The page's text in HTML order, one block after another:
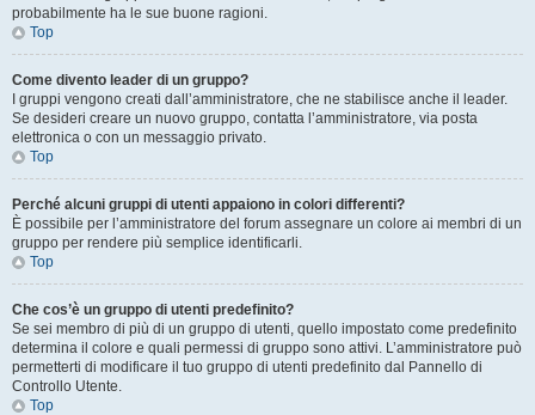
probabilmente ha le sue buone ragioni.
Top
Come divento leader di un gruppo?
I gruppi vengono creati dall’amministratore, che ne stabilisce anche il leader.
Se desideri creare un nuovo gruppo, contatta l’amministratore, via posta
elettronica o con un messaggio privato.
Top
Perché alcuni gruppi di utenti appaiono in colori differenti?
È possibile per l’amministratore del forum assegnare un colore ai membri di un
gruppo per rendere più semplice identificarli.
Top
Che cos’è un gruppo di utenti predefinito?
Se sei membro di più di un gruppo di utenti, quello impostato come predefinito
determina il colore e quali permessi di gruppo sono attivi. L’amministratore può
permetterti di modificare il tuo gruppo di utenti predefinito dal Pannello di
Controllo Utente.
Top